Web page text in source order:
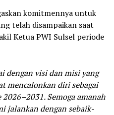
komitmennya untuk
telah disampaikan saat
Ketua PWI Sulsel periode
dengan visi dan misi yang
mencalonkan diri sebagai
Semoga amanah
jalankan dengan sebaik-